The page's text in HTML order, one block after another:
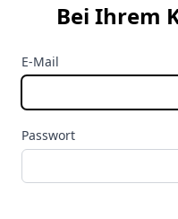
Bei Ihrem
E-Mail
Passwort